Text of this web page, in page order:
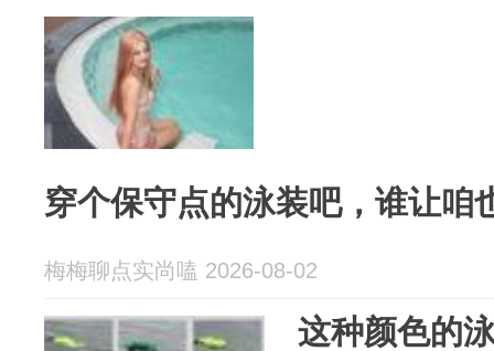
穿个保守点的泳装吧，谁让咱
梅梅聊点实尚嗑 2026-08-02
这种颜色的